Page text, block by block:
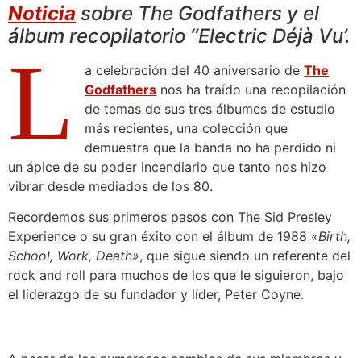
Noticia sobre The Godfathers y el
álbum recopilatorio ‘’Electric Déjà Vu’.
L a celebración del 40 aniversario deThe
Godfathers nos ha traído una recopilación
de temas de sus tres álbumes de estudio
más recientes, una colección que
demuestra que la banda no ha perdido ni
un ápice de su poder incendiario que tanto nos hizo
vibrar desde mediados de los 80.
Recordemos sus primeros pasos con The Sid Presley
Experience o su gran éxito con el álbum de 1988 «Birth,
School, Work, Death», que sigue siendo un referente del
rock and roll para muchos de los que le siguieron, bajo
el liderazgo de su fundador y líder, Peter Coyne.